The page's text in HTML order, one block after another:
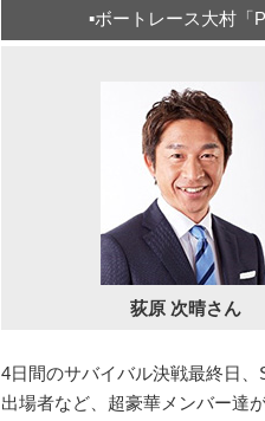
▪ボートレース大村「
荻原 次晴さん
4日間のサバイバル決戦最終日
出場者など、超豪華メンバー達